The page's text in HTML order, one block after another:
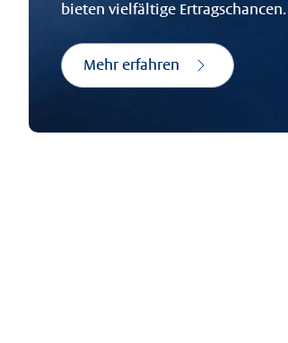
bieten vielfältige Ertragschancen.
Mehr erfahren